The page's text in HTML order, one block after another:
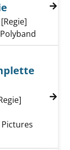
Christie:
- Die
Suche